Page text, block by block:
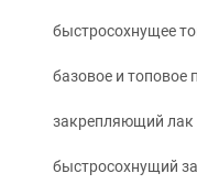
быстросохнущее
базовое и топовое
закрепляющий лак
быстросохнущий